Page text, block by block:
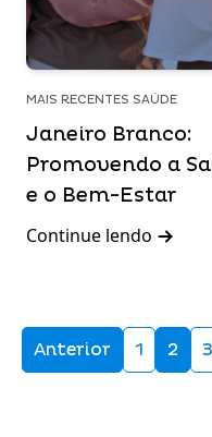
MAIS RECENTES SAÚDE
Janeiro Branco:
Promovendo a
e o Bem-Estar
Continue lendo
Anterior 1 2 3